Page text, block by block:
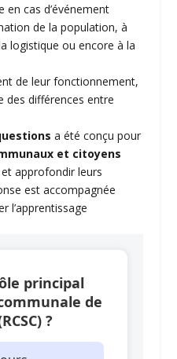
en cas d’événement
de la population, à
logistique ou encore à la
de leur fonctionnement,
des différences entre
a été conçu pour
et citoyens
approfondir leurs
est accompagnée
l’apprentissage